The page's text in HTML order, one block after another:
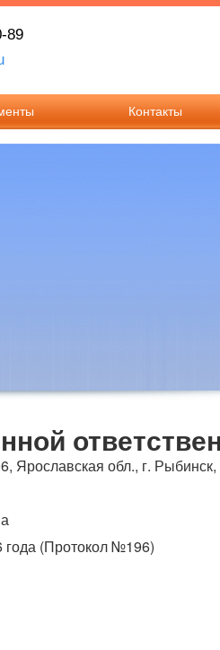
89
Контакты
Контакты
Ярославская обл., г.
года (Протокол